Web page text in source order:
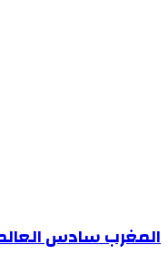
المغرب سادس